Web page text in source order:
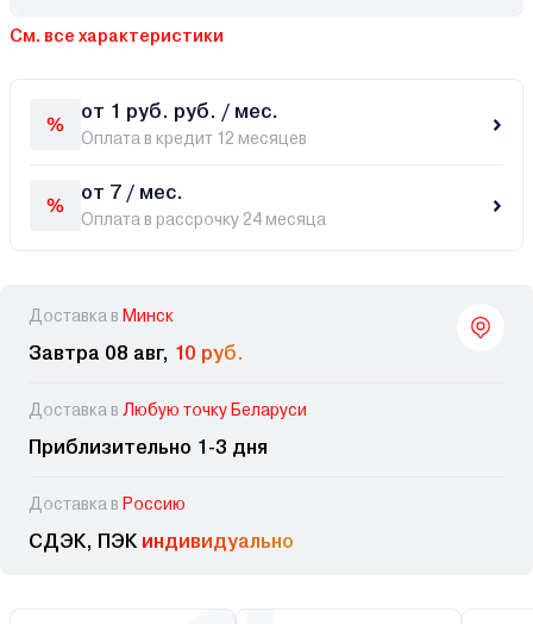
См. все характеристики
от 1 руб. руб. / мес.
Оплата в кредит 12 месяцев
от 7 / мес.
Оплата в рассрочку 24 месяца
Доставка в Минск
Завтра 08 авг, 10 руб.
Доставка в Любую точку Беларуси
Приблизительно 1-3 дня
Доставка в Россию
СДЭК, ПЭК индивидуально